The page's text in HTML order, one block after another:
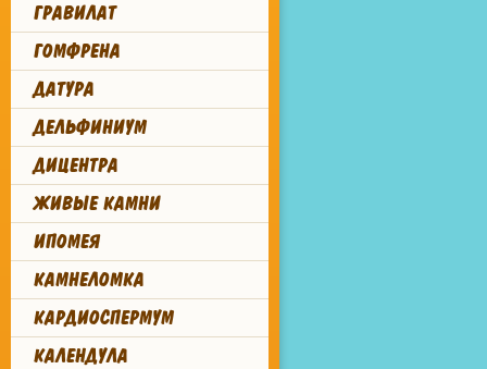
ГРАВИЛАТ
ГОМФРЕНА
ДАТУРА
ДЕЛЬФИНИУМ
ДИЦЕНТРА
ЖИВЫЕ КАМНИ
ИПОМЕЯ
КАМНЕЛОМКА
КАРДИОСПЕРМУМ
КАЛЕНДУЛА